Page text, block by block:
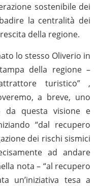
sostenibile dei
la centralità dei
della regione.
lo stesso Oliverio in
della regione –
turistico” ,
a breve, uno
da questa visione e
“dal recupero
dei rischi sismici
ad andare
nota – “al recupero
un’iniziativa tesa a